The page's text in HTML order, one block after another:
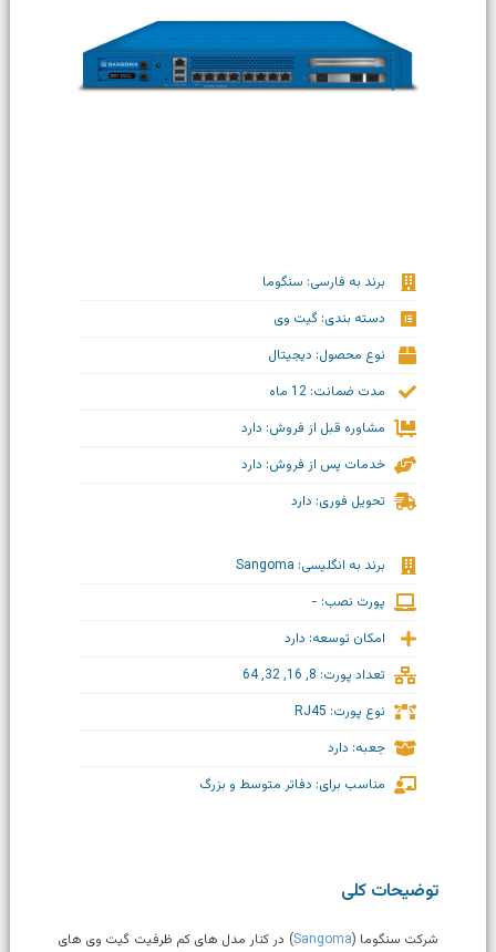
برند به فارسی: سنگوما
دسته بندی: گیت وی
نوع محصول: دیجیتال
مدت ضمانت: 12 ماه
مشاوره قبل از فروش: دارد
خدمات پس از فروش: دارد
تحویل فوری: دارد
برند به انگلیسی: Sangoma
پورت نصب: -
امکان توسعه: دارد
تعداد پورت: 8, 16, 32, 64
نوع پورت: RJ45
جعبه: دارد
مناسب برای: دفاتر متوسط و بزرگ
توضیحات کلی
شرکت سنگوما (Sangoma) در کنار مدل های کم ظرفیت گیت وی های